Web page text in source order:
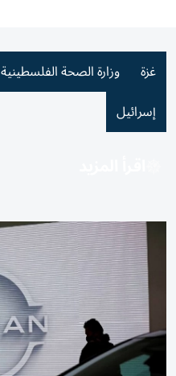
غزة وزارة الصحة الفلسطينية
إسرائيل